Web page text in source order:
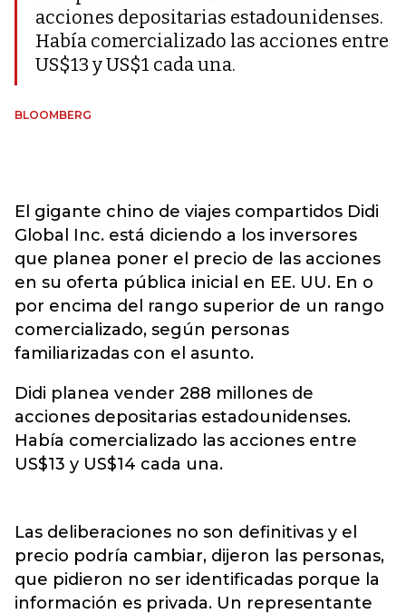
acciones depositarias estadounidenses.
Había comercializado las acciones entre
US$13 y US$1 cada una.
BLOOMBERG
El gigante chino de viajes compartidos Didi
Global Inc. está diciendo a los inversores
que planea poner el precio de las acciones
en su oferta pública inicial en EE. UU. En o
por encima del rango superior de un rango
comercializado, según personas
familiarizadas con el asunto.
Didi planea vender 288 millones de
acciones depositarias estadounidenses.
Había comercializado las acciones entre
US$13 y US$14 cada una.
Las deliberaciones no son definitivas y el
precio podría cambiar, dijeron las personas,
que pidieron no ser identificadas porque la
información es privada. Un representante